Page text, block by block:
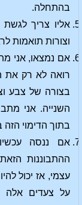
בהתחלה.
אליו צריך
וצורות תואמות
אם נמצאו, אני
רואה לא רק את
בצורה של צבע
השנייה. אני
בתוך הדימוי
אם ננסה
ההתבוננות
עצמי, אז יכול
על צעדים אלה